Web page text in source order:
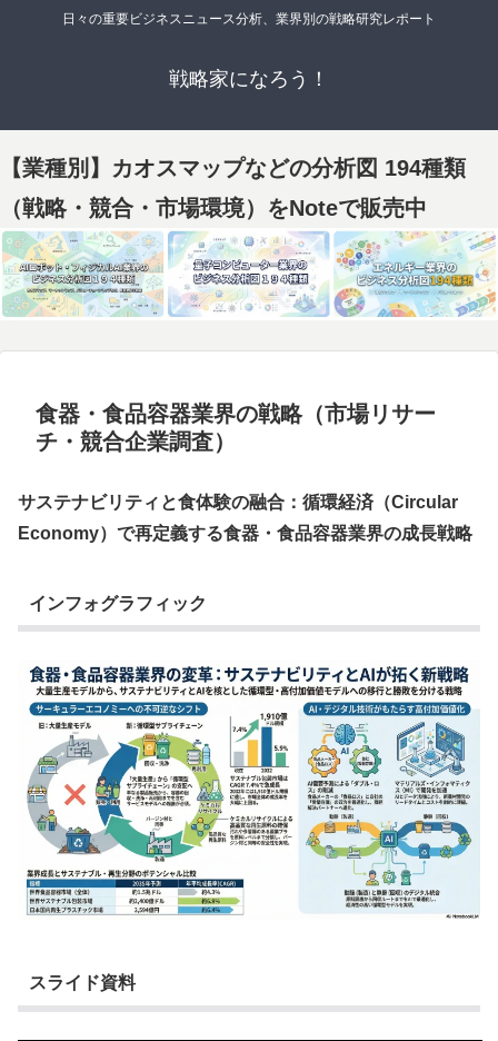
日々の重要ビジネスニュース分析、業界別の戦略研究レポート
戦略家になろう！
【業種別】カオスマップなどの分析図 194種類
（戦略・競合・市場環境）をNoteで販売中
食器・食品容器業界の戦略（市場リサー
チ・競合企業調査）
サステナビリティと食体験の融合：循環経済（Circular
Economy）で再定義する食器・食品容器業界の成長戦略
インフォグラフィック
スライド資料